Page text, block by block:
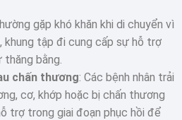
gặp khó khăn khi di chuyển vì
khung tập đi cung cấp sự hỗ trợ
bằng.
chấn thương: Các bệnh nhân trải
cơ, khớp hoặc bị chấn thương
trợ trong giai đoạn phục hồi để